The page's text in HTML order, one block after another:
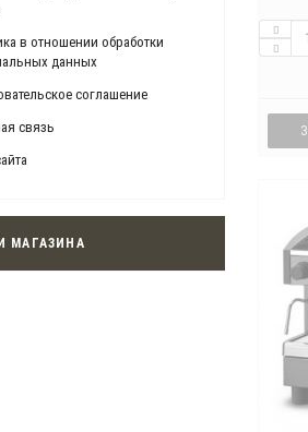
в отношении обработки
данных
соглашение
связь
МАГАЗИНА